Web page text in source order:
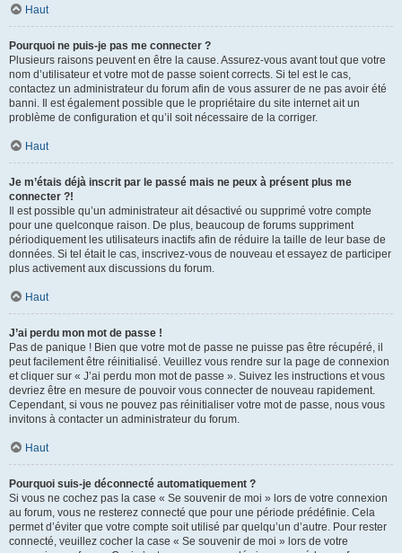
Haut
Pourquoi ne puis-je pas me connecter ?
Plusieurs raisons peuvent en être la cause. Assurez-vous avant tout que votre
nom d’utilisateur et votre mot de passe soient corrects. Si tel est le cas,
contactez un administrateur du forum afin de vous assurer de ne pas avoir été
banni. Il est également possible que le propriétaire du site internet ait un
problème de configuration et qu’il soit nécessaire de la corriger.
Haut
Je m’étais déjà inscrit par le passé mais ne peux à présent plus me
connecter ?!
Il est possible qu’un administrateur ait désactivé ou supprimé votre compte
pour une quelconque raison. De plus, beaucoup de forums suppriment
périodiquement les utilisateurs inactifs afin de réduire la taille de leur base de
données. Si tel était le cas, inscrivez-vous de nouveau et essayez de participer
plus activement aux discussions du forum.
Haut
J’ai perdu mon mot de passe !
Pas de panique ! Bien que votre mot de passe ne puisse pas être récupéré, il
peut facilement être réinitialisé. Veuillez vous rendre sur la page de connexion
et cliquer sur « J’ai perdu mon mot de passe ». Suivez les instructions et vous
devriez être en mesure de pouvoir vous connecter de nouveau rapidement.
Cependant, si vous ne pouvez pas réinitialiser votre mot de passe, nous vous
invitons à contacter un administrateur du forum.
Haut
Pourquoi suis-je déconnecté automatiquement ?
Si vous ne cochez pas la case « Se souvenir de moi » lors de votre connexion
au forum, vous ne resterez connecté que pour une période prédéfinie. Cela
permet d’éviter que votre compte soit utilisé par quelqu’un d’autre. Pour rester
connecté, veuillez cocher la case « Se souvenir de moi » lors de votre